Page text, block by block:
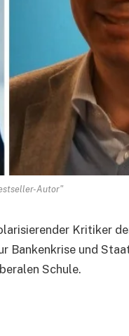
Autor"
Kritiker
Bankenkrise und
Schule.